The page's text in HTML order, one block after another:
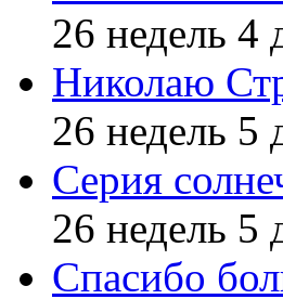
26 недель 4
Николаю
26 недель 5
Серия
26 недель 5
Спасибо